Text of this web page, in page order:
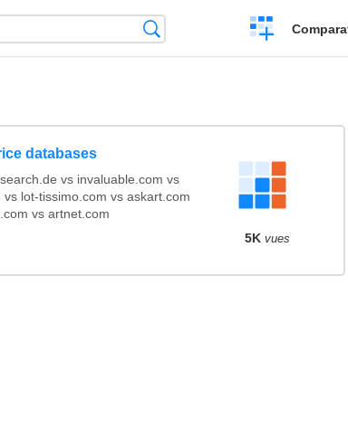
Créer
un
databases
vs invaluable.com vs
vs lot-tissimo.com vs askart.com
vs artnet.com
5K vues